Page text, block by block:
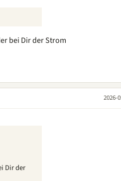
bei Dir der Strom
2026-
Dir der